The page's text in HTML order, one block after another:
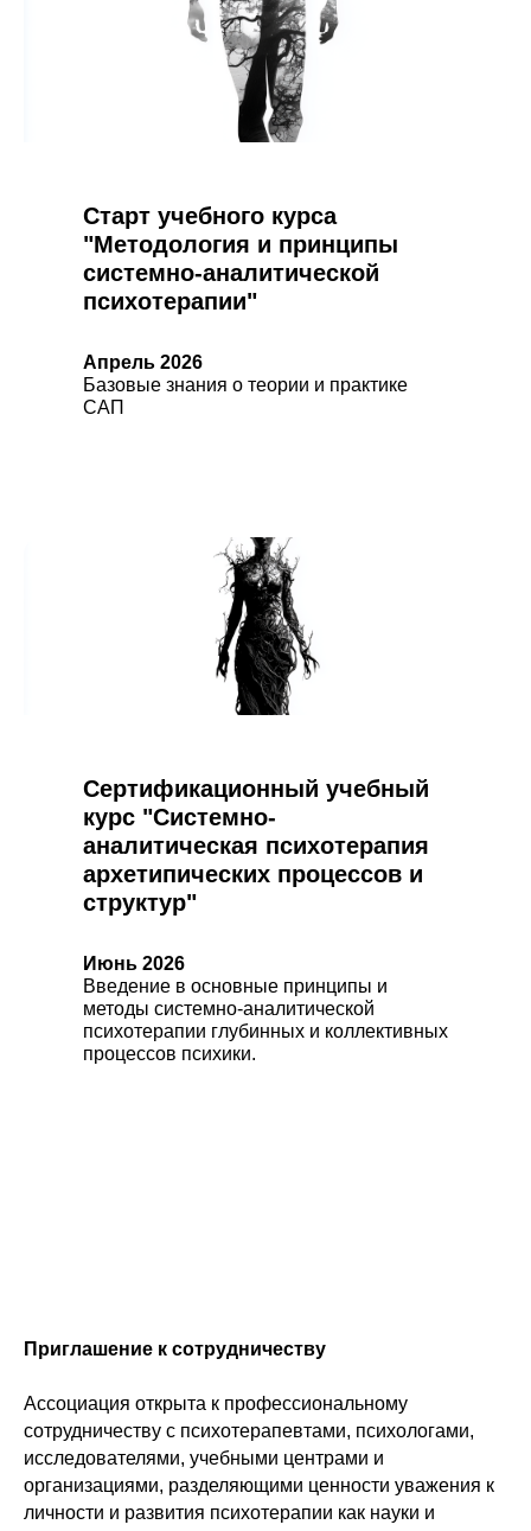
Старт учебного курса
"Методология и принципы
системно-аналитической
психотерапии"
Апрель 2026
Базовые знания о теории и практике
САП
Сертификационный учебный
курс "Системно-
аналитическая психотерапия
архетипических процессов и
структур"
Июнь 2026
Введение в основные принципы и
методы системно-аналитической
психотерапии глубинных и коллективных
процессов психики.
Приглашение к сотрудничеству
Ассоциация открыта к профессиональному
сотрудничеству с психотерапевтами, психологами,
исследователями, учебными центрами и
организациями, разделяющими ценности уважения к
личности и развития психотерапии как науки и